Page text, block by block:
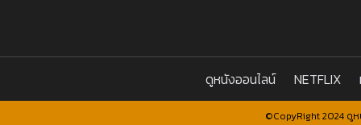
ดูหนังออนไลน์ NETFLIX
©CopyRight 2024 ดู